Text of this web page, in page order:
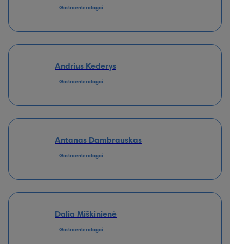
Gastroenterologai
Andrius Kederys
Gastroenterologai
Antanas Dambrauskas
Gastroenterologai
Dalia Miškinienė
Gastroenterologai